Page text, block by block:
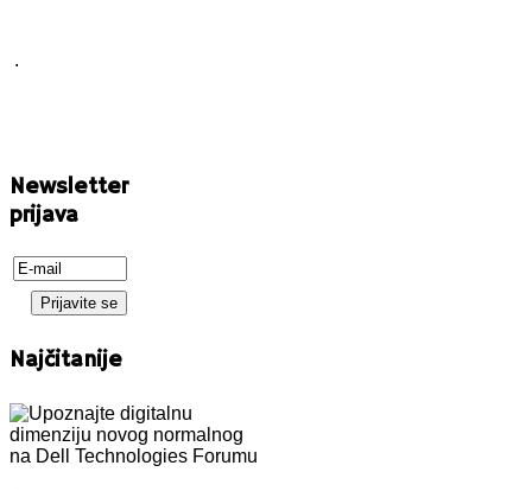
.
Newsletter
prijava
Najčitanije